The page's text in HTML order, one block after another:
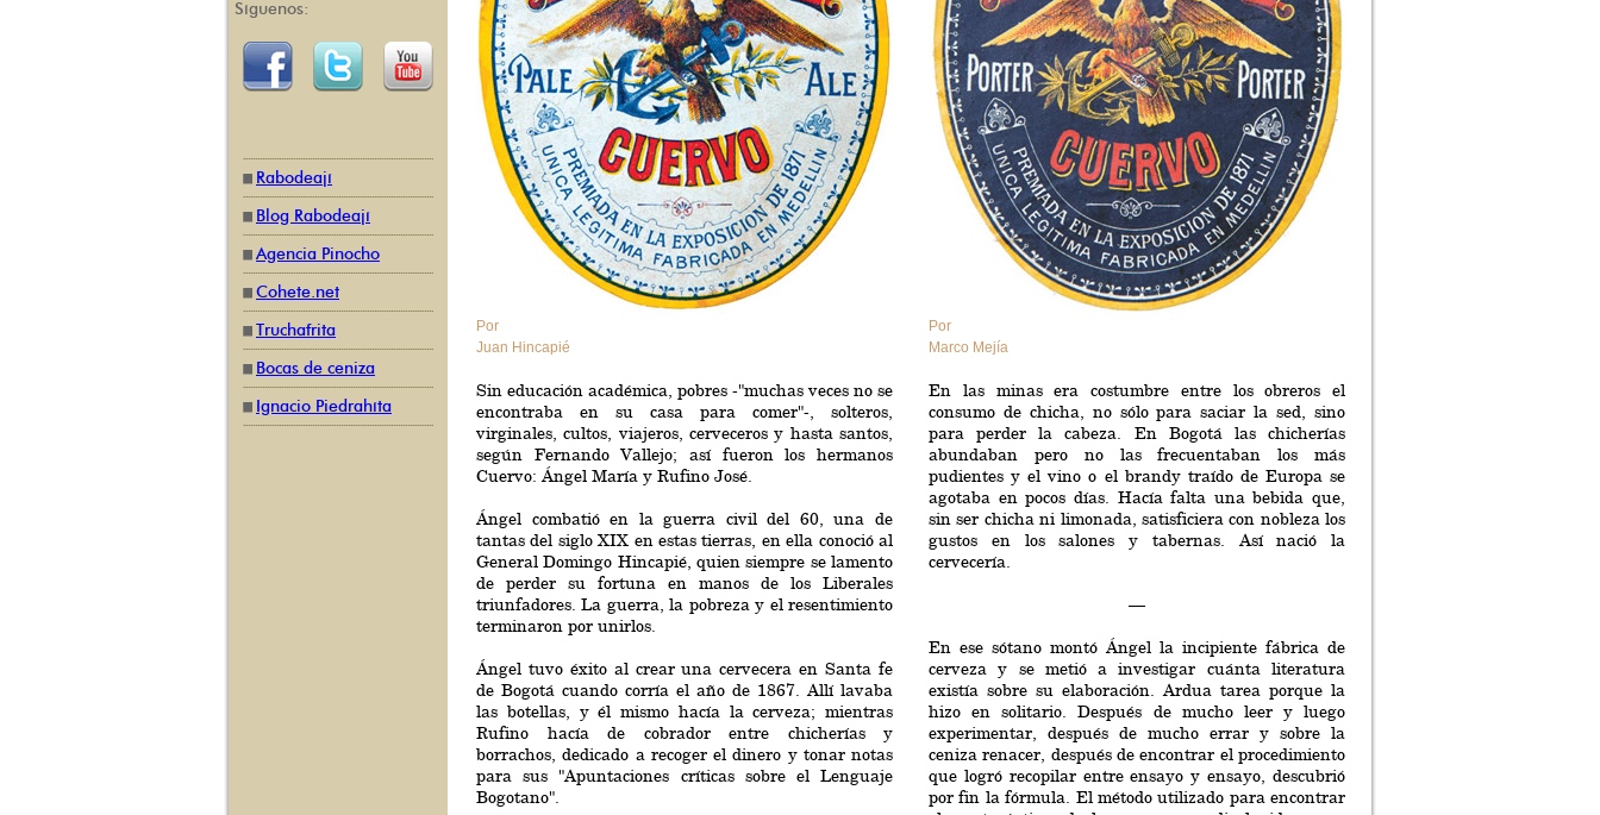
Síguenos:
Rabodeají
Blog Rabodeají
Agencia Pinocho
Cohete.net
Truchafrita
Bocas de ceniza
Ignacio Piedrahíta
Por
Juan Hincapié
Sin educación académica, pobres -"muchas veces no se
encontraba en su casa para comer"-, solteros,
virginales, cultos, viajeros, cerveceros y hasta santos,
según Fernando Vallejo; así fueron los hermanos
Cuervo: Ángel María y Rufino José.
Ángel combatió en la guerra civil del 60, una de
tantas del siglo XIX en estas tierras, en ella conoció al
General Domingo Hincapié, quien siempre se lamento
de perder su fortuna en manos de los Liberales
triunfadores. La guerra, la pobreza y el resentimiento
terminaron por unirlos.
Ángel tuvo éxito al crear una cervecera en Santa fe
de Bogotá cuando corría el año de 1867. Allí lavaba
las botellas, y él mismo hacía la cerveza; mientras
Rufino hacía de cobrador entre chicherías y
borrachos, dedicado a recoger el dinero y tonar notas
para sus "Apuntaciones críticas sobre el Lenguaje
Bogotano".
Por
Marco Mejía
En las minas era costumbre entre los obreros el
consumo de chicha, no sólo para saciar la sed, sino
para perder la cabeza. En Bogotá las chicherías
abundaban pero no las frecuentaban los más
pudientes y el vino o el brandy traído de Europa se
agotaba en pocos días. Hacía falta una bebida que,
sin ser chicha ni limonada, satisficiera con nobleza los
gustos en los salones y tabernas. Así nació la
cervecería.
—
En ese sótano montó Ángel la incipiente fábrica de
cerveza y se metió a investigar cuánta literatura
existía sobre su elaboración. Ardua tarea porque la
hizo en solitario. Después de mucho leer y luego
experimentar, después de mucho errar y sobre la
ceniza renacer, después de encontrar el procedimiento
que logró recopilar entre ensayo y ensayo, descubrió
por fin la fórmula. El método utilizado para encontrar